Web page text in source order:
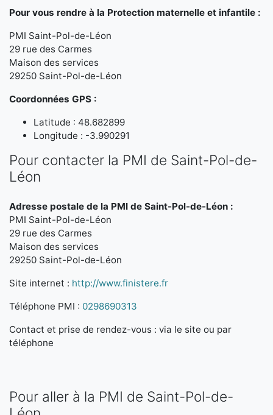
Pour vous rendre à la Protection maternelle et infantile :
PMI Saint-Pol-de-Léon
29 rue des Carmes
Maison des services
29250 Saint-Pol-de-Léon
Coordonnées GPS :
Latitude : 48.682899
Longitude : -3.990291
Pour contacter la PMI de Saint-Pol-de-
Léon
Adresse postale de la PMI de Saint-Pol-de-Léon :
PMI Saint-Pol-de-Léon
29 rue des Carmes
Maison des services
29250 Saint-Pol-de-Léon
Site internet : http://www.finistere.fr
Téléphone PMI : 0298690313
Contact et prise de rendez-vous : via le site ou par
téléphone
Pour aller à la PMI de Saint-Pol-de-